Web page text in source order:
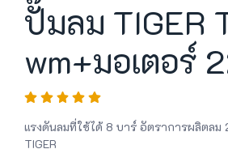
ปั๊มลม TIGER
wm+มอเตอร์
แรงดันลมที่ใช้ได้ 8 บาร์ อัตราการผลิตล
TIGER